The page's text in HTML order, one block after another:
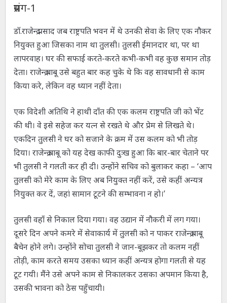
प्रसंग-1
डॉ.राजेन्द्र प्रसाद जब राष्ट्रपति भवन में थे उनकी सेवा के लिए एक नौकर
नियुक्त हुआ जिसका नाम था तुलसी। तुलसी ईमानदार था, पर था
लापरवाह। घर की सफाई करते-करते कभी-कभी वह कुछ समान तोड़
देता। राजेन्द्र बाबू उसे बहुत बार कह चुके थे कि वह सावधानी से काम
किया करे, लेकिन वह ध्यान नहीं देता।
एक विदेशी अतिथि ने हाथी दाँत की एक कलम राष्ट्रपति जी को भेंट
की थी। वे इसे सहेज कर यत्न से रखते थे और प्रेम से लिखते थे।
एकदिन तुलसी ने घर को सजाने के क्रम में उस कलम को भी तोड़
दिया। राजेन्द्र बाबू को यह देख काफी दुःख हुआ कि बार-बार चेताने पर
भी तुलसी ने गलती कर ही दी। उन्होंने सचिव को बुलाकर कहा – ‘आप
तुलसी को मेरे काम के लिए अब नियुक्त नहीं करें, उसे कहीं अन्यत्र
नियुक्त कर दें, जहां सामान टूटने की सम्भावना न हो।’
तुलसी वहाँ से निकाल दिया गया। वह उद्यान में नौकरी में लग गया।
दूसरे दिन अपने कमरे में सेवाकार्य में तुलसी को न पाकर राजेन्द्र बाबू
बैचेन होने लगे। उन्होंने सोचा तुलसी ने जान-बूझकर तो कलम नहीं
तोड़ी, काम करते समय उसका ध्यान कहीं अन्यत्र होगा गलती से यह
टूट गयी। मैंने उसे अपने काम से निकालकर उसका अपमान किया है,
उसकी भावना को ठेस पहुँचायी।